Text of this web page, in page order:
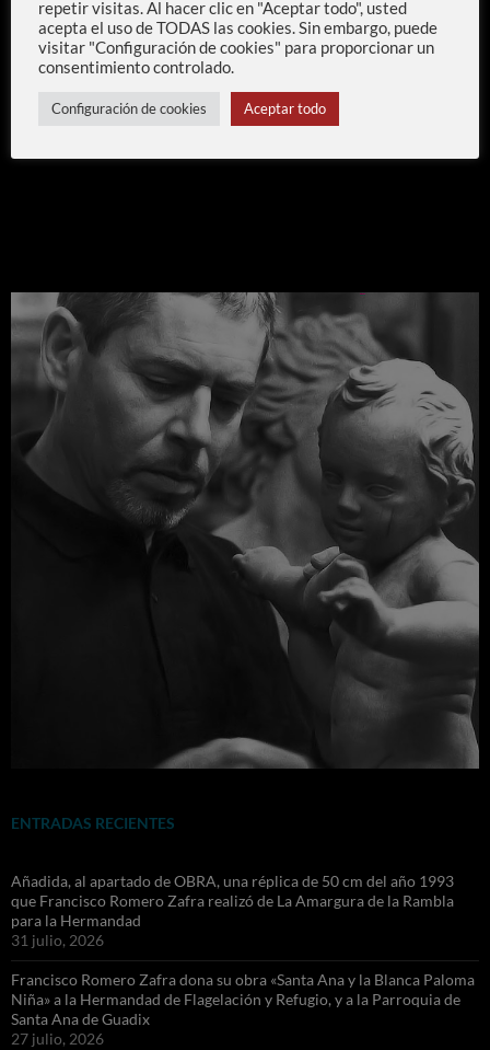
ENTRADAS RECIENTES
Añadida, al apartado de OBRA, una réplica de 50 cm del año 1993
que Francisco Romero Zafra realizó de La Amargura de la Rambla
para la Hermandad
31 julio, 2026
Francisco Romero Zafra dona su obra «Santa Ana y la Blanca Paloma
Niña» a la Hermandad de Flagelación y Refugio, y a la Parroquia de
Santa Ana de Guadix
27 julio, 2026
repetir visitas. Al hacer clic en "Aceptar todo", usted
acepta el uso de TODAS las cookies. Sin embargo, puede
visitar "Configuración de cookies" para proporcionar un
consentimiento controlado.
Configuración de cookies Aceptar todo